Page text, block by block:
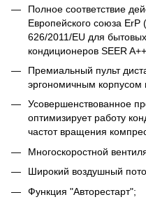
Полное соответствие
Европейского союза
626/2011/EU для
кондиционеров SEER
Премиальный пульт
эргономичным корпусом
Усовершенствованное
оптимизирует работу
частот вращения
Многоскоростной
Широкий воздушный
Функция "Авторестарт";